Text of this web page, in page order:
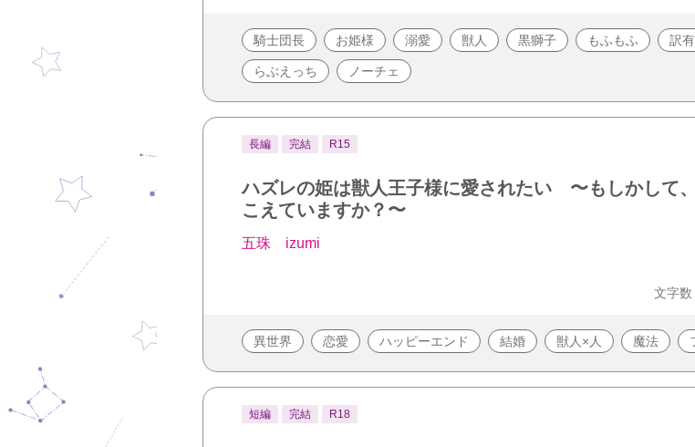
騎士団長 お姫様 溺愛 獣人 黒獅子 もふもふ 訳
らぶえっち ノーチェ
長編 完結 R15
ハズレの姫は獣人王子様に愛されたい 〜もしかして
こえていますか？〜
五珠 izumi
文字
異世界 恋愛 ハッピーエンド 結婚 獣人×人 魔法
短編 完結 R18